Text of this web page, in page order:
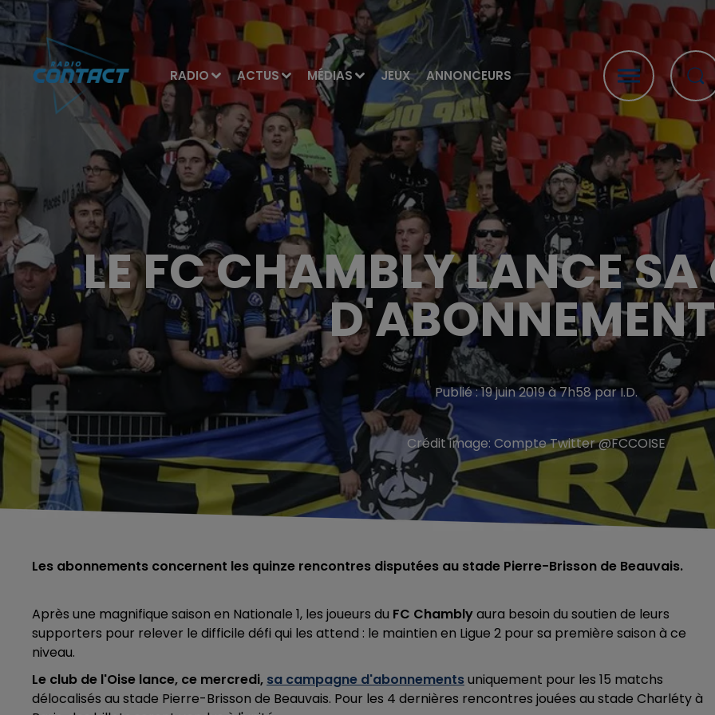
RADIO ACTUS MÉDIAS JEUX ANNONCEURS
LE FC CHAMBLY LANCE
Publié : 19 juin 2019 à 7h58 par I.D.
Crédit image: Compte Twitter @FCCOISE
Les abonnements concernent les quinze rencontres disputées au stade Pierre-Brisson de Beauvais.
Après une magnifique saison en Nationale 1, les joueurs du FC Chamblyaura besoin du soutien de leurs
supporters pour relever le difficile défi qui les attend : le maintien en Ligue 2 pour sa première saison à ce
niveau.
Le club de l'Oise lance, ce mercredi, sa campagne d'abonnementsuniquement pour les 15 matchs
délocalisés au stade Pierre-Brisson de Beauvais. Pour les 4 dernières rencontres jouées au stade Charléty à